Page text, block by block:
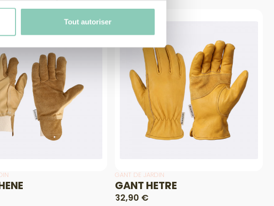
Tout autoriser
GANT DE JARDIN
GANT HETRE
32,90 €